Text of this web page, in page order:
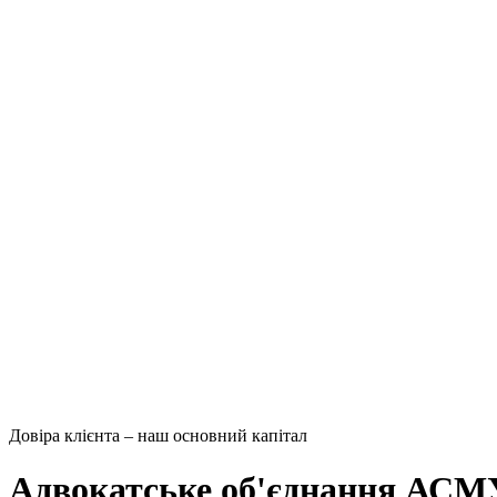
Довіра клієнта – наш основний капітал